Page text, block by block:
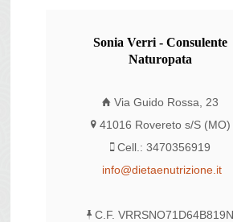
SoniaVerri - Consulente
Naturopata
Via Guido Rossa, 23
41016 Rovereto s/S (MO)
Cell.: 3470356919
info@dietaenutrizione.it
C.F. VRRSNO71D64B819N